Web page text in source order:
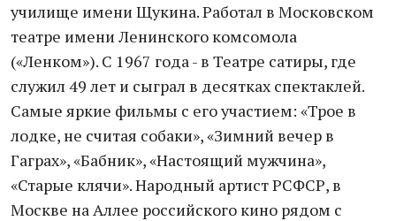
училище имени Щукина. Работал в Московском
театре имени Ленинского комсомола
(«Ленком»). С 1967 года - в Театре сатиры, где
служил 49 лет и сыграл в десятках спектаклей.
Самые яркие фильмы с его участием: «Трое в
лодке, не считая собаки», «Зимний вечер в
Гаграх», «Бабник», «Настоящий мужчина»,
«Старые клячи». Народный артист РСФСР, в
Москве на Аллее российского кино рядом с